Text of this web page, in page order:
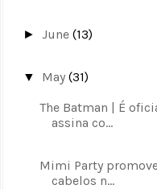
►June(13)
▼ May(31)
The Batman | É
assina co...
Mimi Party
cabelos n...